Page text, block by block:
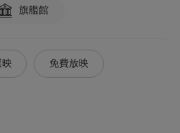
旗艦館
免費放映